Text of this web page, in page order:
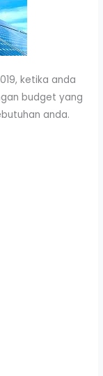
ketika anda
budget yang
anda.